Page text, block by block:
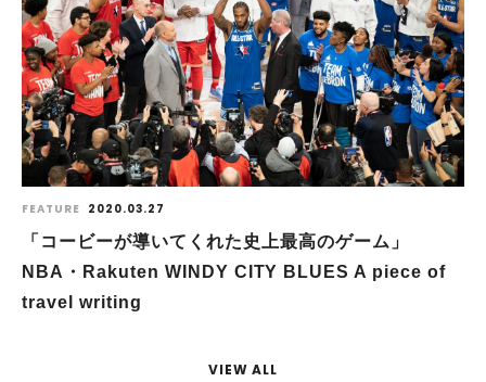
FEATURE 2020.03.27
「コービーが導いてくれた史上最高のゲーム」
NBA・Rakuten WINDY CITY BLUES A piece of
travel writing
VIEW ALL